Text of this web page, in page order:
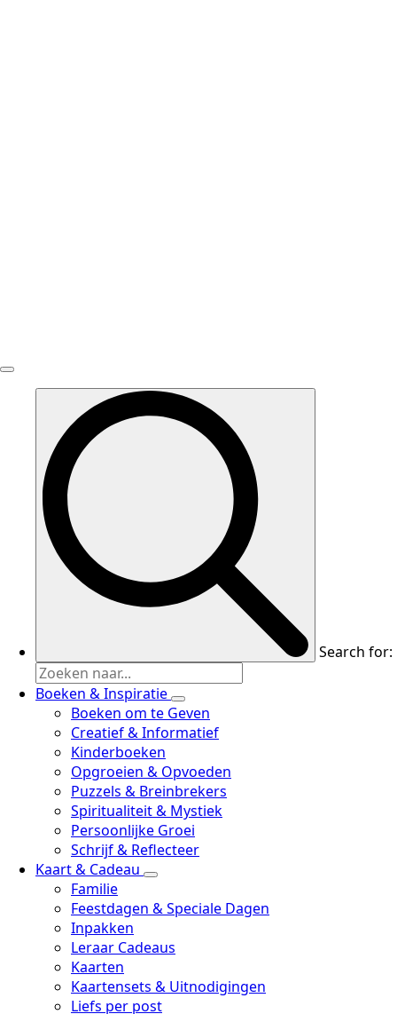
Search for:
Boeken & Inspiratie
Boeken om te Geven
Creatief & Informatief
Kinderboeken
Opgroeien & Opvoeden
Puzzels & Breinbrekers
Spiritualiteit & Mystiek
Persoonlijke Groei
Schrijf & Reflecteer
Kaart & Cadeau
Familie
Feestdagen & Speciale Dagen
Inpakken
Leraar Cadeaus
Kaarten
Kaartensets & Uitnodigingen
Liefs per post